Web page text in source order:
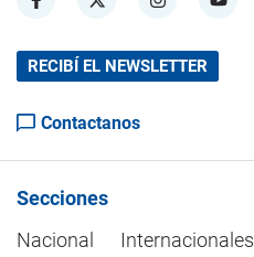
RECIBÍ EL NEWSLETTER
Contactanos
Secciones
Nacional
Internacionales